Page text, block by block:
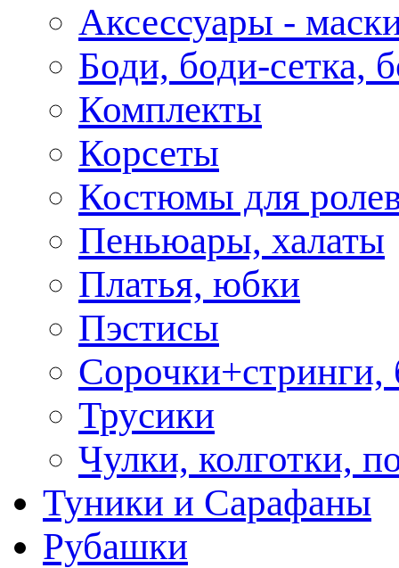
Аксессуары -
Боди, боди-сетка,
Комплекты
Корсеты
Костюмы для
Пеньюары, халаты
Платья, юбки
Пэстисы
Сорочки+стринги,
Трусики
Чулки, колготки,
Туники и Сарафаны
Рубашки